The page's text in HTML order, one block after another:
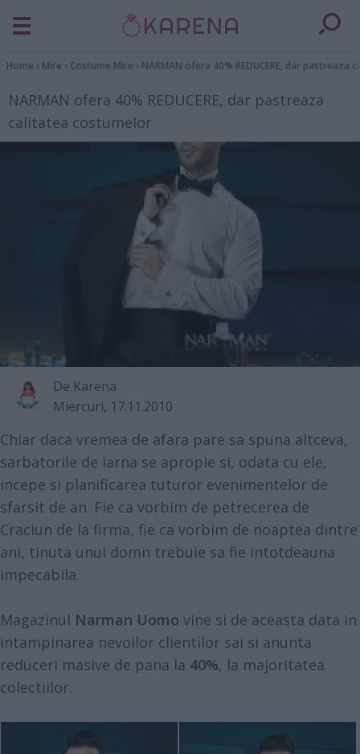
Home › Mire › Costume Mire › NARMAN ofera 40% REDUCERE, dar
NARMAN ofera 40% REDUCERE, dar pastreaza
calitatea costumelor
De Karena
Miercuri, 17.11.2010
Chiar daca vremea de afara pare sa spuna altceva,
sarbatorile de iarna se apropie si, odata cu ele,
incepe si planificarea tuturor evenimentelor de
sfarsit de an. Fie ca vorbim de petrecerea de
Craciun de la firma, fie ca vorbim de noaptea dintre
ani, tinuta unui domn trebuie sa fie intotdeauna
impecabila.
Magazinul Narman Uomo vine si de aceasta data in
intampinarea nevoilor clientilor sai si anunta
reduceri masive de pana la 40%, la majoritatea
colectiilor.